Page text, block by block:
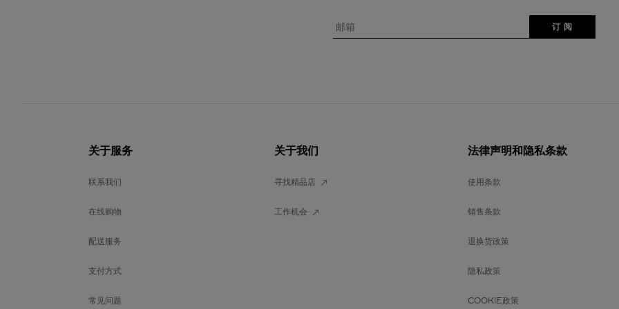
邮箱 订 阅
关于服务
联系我们
在线购物
配送服务
支付方式
常见问题
关于我们
寻找精品店
工作机会
法律声明和隐私条款
使用条款
销售条款
退换货政策
隐私政策
COOKIE政策